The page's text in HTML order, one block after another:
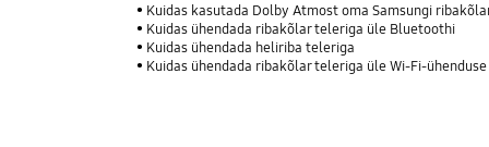
Kuidas kasutada Dolby Atmost oma Samsungi
Kuidas ühendada ribakõlar teleriga üle Bluetoothi
Kuidas ühendada heliriba teleriga
Kuidas ühendada ribakõlar teleriga üle Wi-Fi-ühenduse